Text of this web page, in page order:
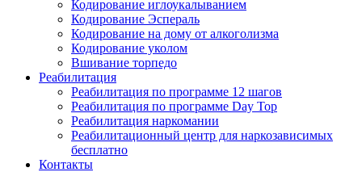
Кодирование иглоукалыванием
Кодирование Эспераль
Кодирование на дому от алкоголизма
Кодирование уколом
Вшивание торпедо
Реабилитация
Реабилитация по программе 12 шагов
Реабилитация по программе Day Top
Реабилитация наркомании
Реабилитационный центр для наркозависимых
бесплатно
Контакты